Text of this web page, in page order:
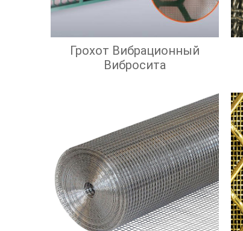
Грохот Вибрационный
Вибросита